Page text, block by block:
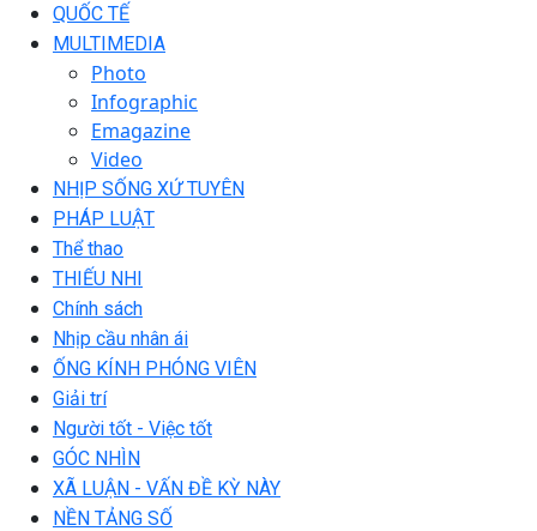
QUỐC TẾ
MULTIMEDIA
Photo
Infographic
Emagazine
Video
NHỊP SỐNG XỨ TUYÊN
PHÁP LUẬT
Thể thao
THIẾU NHI
Chính sách
Nhịp cầu nhân ái
ỐNG KÍNH PHÓNG VIÊN
Giải trí
Người tốt - Việc tốt
GÓC NHÌN
XÃ LUẬN - VẤN ĐỀ KỲ NÀY
NỀN TẢNG SỐ